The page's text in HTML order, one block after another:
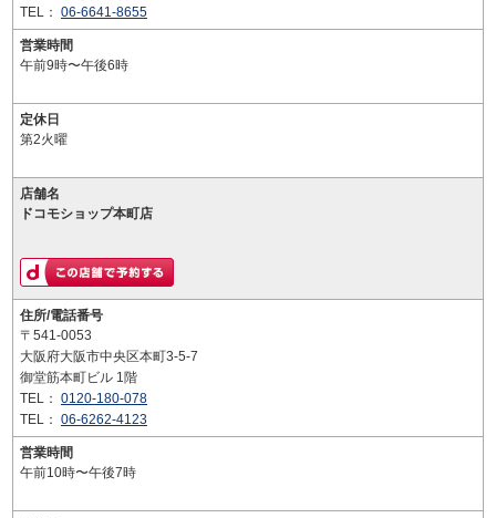
TEL： 06-6641-8655
営業時間
午前9時〜午後6時
定休日
第2火曜
店舗名
ドコモショップ本町店
住所/電話番号
〒541-0053
大阪府大阪市中央区本町3-5-7
御堂筋本町ビル 1階
TEL： 0120-180-078
TEL： 06-6262-4123
営業時間
午前10時〜午後7時